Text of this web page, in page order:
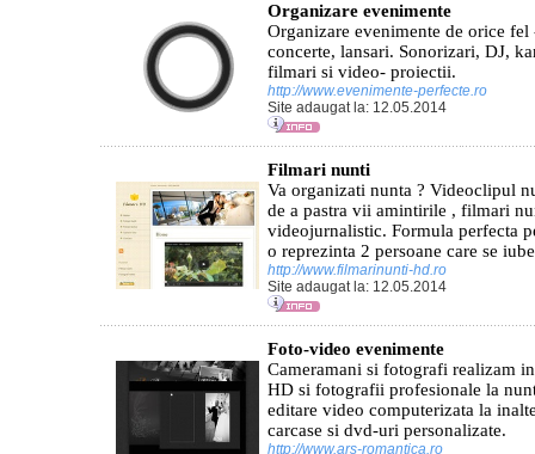
Organizare evenimente
Organizare evenimente de orice
concerte, lansari. Sonorizari, DJ,
filmari si video- proiectii.
http://www.evenimente-perfecte.ro
Site adaugat la: 12.05.2014
Filmari nunti
Va organizati nunta ? Videoclipul
de a pastra vii amintirile , filmari
videojurnalistic. Formula perfecta
o reprezinta 2 persoane care se
http://www.filmarinunti-hd.ro
Site adaugat la: 12.05.2014
Foto-video evenimente
Cameramani si fotografi realizam
HD si fotografii profesionale la
editare video computerizata la
carcase si dvd-uri personalizate.
http://www.ars-romantica.ro